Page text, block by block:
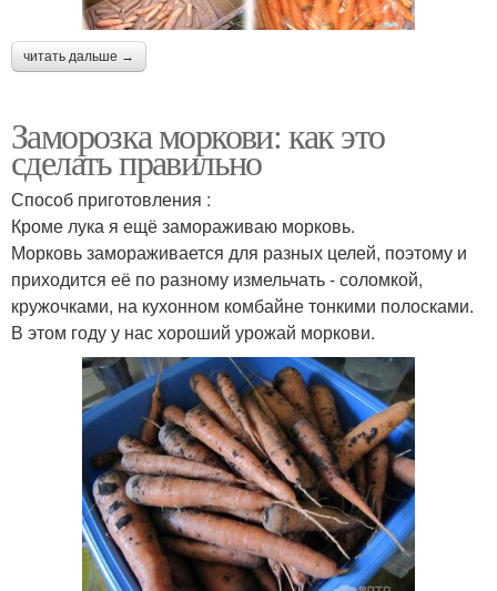
читать дальше →
Заморозка моркови: как это
сделать правильно
Способ приготовления :
Кроме лука я ещё замораживаю морковь.
Морковь замораживается для разных целей, поэтому и
приходится её по разному измельчать - соломкой,
кружочками, на кухонном комбайне тонкими полосками.
В этом году у нас хороший урожай моркови.